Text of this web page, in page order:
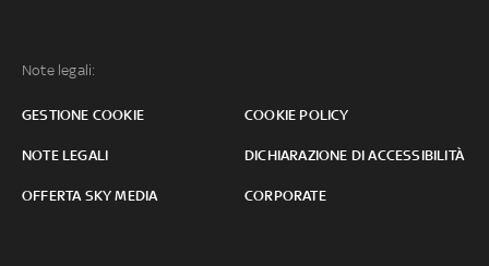
Note legali:
GESTIONE COOKIE COOKIE POLICY
NOTE LEGALI DICHIARAZIONE DI ACCESSIBILITÀ
OFFERTA SKY MEDIA CORPORATE